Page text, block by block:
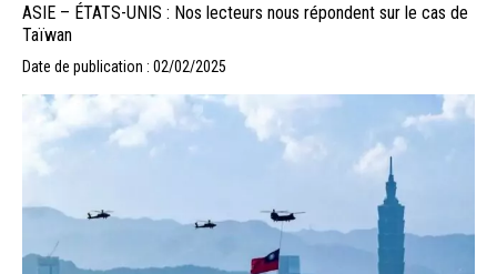
ASIE – ÉTATS-UNIS : Nos lecteurs nous répondent sur le cas de
Taïwan
Date de publication : 02/02/2025